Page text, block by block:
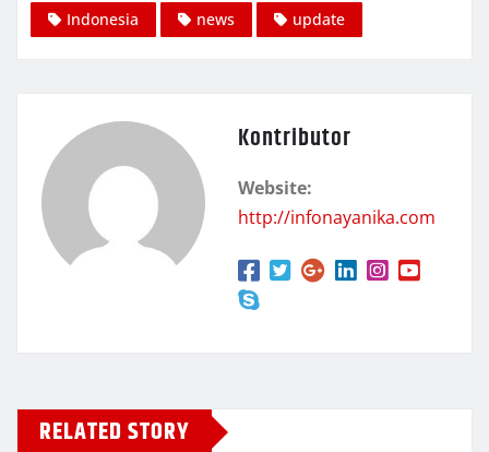
Indonesia news update
Kontributor
Website:
http://infonayanika.com
RELATED STORY